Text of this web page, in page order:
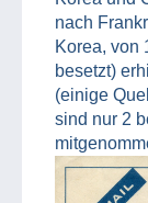
nach
Korea, von
besetzt)
(einige
sind nur 2